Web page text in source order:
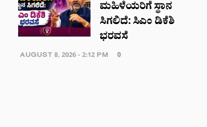
ಮಹಿಳೆಯರಿಗೆ ಸ್ಥಾನ
ಸಿಗಲಿದೆ: ಸಿಎಂ ಡಿಕೆಶಿ
ಭರವಸೆ
AUGUST 8, 2026 - 2:12 PM 0